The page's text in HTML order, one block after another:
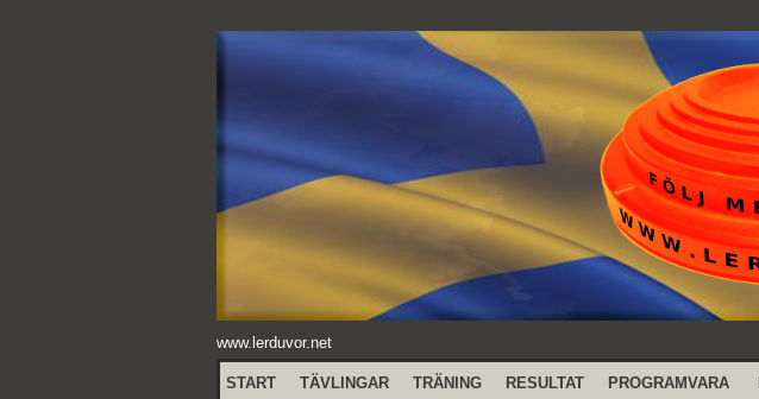
www.lerduvor.net
START TÄVLINGAR TRÄNING RESULTAT PROGRAMVARA